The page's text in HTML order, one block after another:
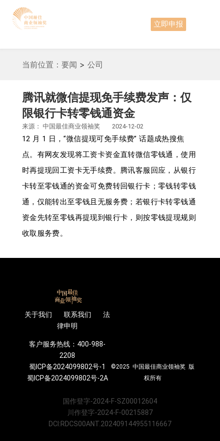
立即申报
当前位置： 要闻 > 公司
腾讯就微信提现免手续费发声：仅
限银行卡转零钱通资金
来源： 中国最佳商业领袖奖 2024-12-02
12 月 1 日，“微信提现可免手续费” 话题成热搜焦
点。有网友发现将工资卡资金直转微信零钱通，使用
时再提现回工资卡无手续费。腾讯客服回应，从银行
卡转至零钱通的资金可免费转回银行卡；零钱转零钱
通，仅能转出至零钱且无服务费；若银行卡转零钱通
资金先转至零钱再提现到银行卡，则按零钱提现规则
收取服务费。
关于我们 联系我们 法
律申明
客户服务热线：400-988-
2208
蜀ICP备2024099802号-1
蜀ICP备2024099802号-2A
©2025 中国最佳商业领袖奖 版
权所有
国作登字-2024-F-SZ00012604
川作登字-2024-F-00215887
DCI:RDCS00ANT.202409144955116667